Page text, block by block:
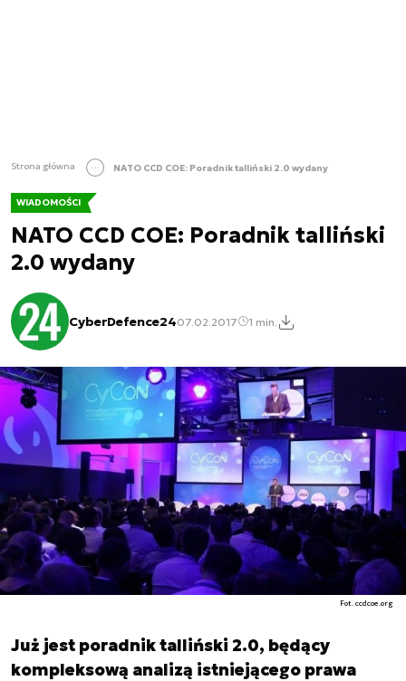
Strona główna NATO CCD COE: Poradnik talliński 2.0 wydany
WIADOMOŚCI
NATO CCD COE: Poradnik talliński
2.0 wydany
CyberDefence2407.02.2017 1 min.
Fot. ccdcoe.org
Już jest poradnik talliński 2.0, będący
kompleksową analizą istniejącego prawa